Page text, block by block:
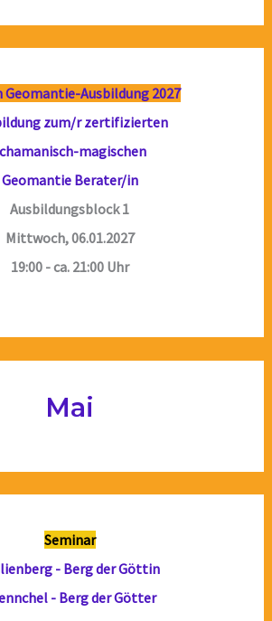
Geomantie-Ausbildung 2027
zum/r zertifizierten
magischen
Geomantie Berater/in
Ausbildungsblock 1
Mittwoch, 06.01.2027
19:00 - ca. 21:00 Uhr
Mai
Seminar
- Berg der Göttin
- Berg der Götter